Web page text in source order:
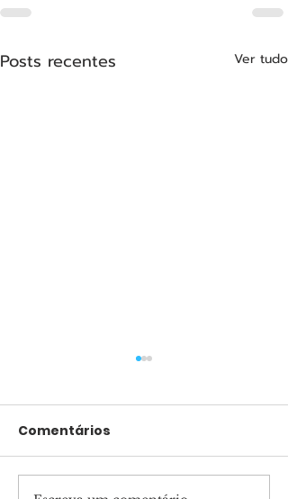
Posts recentes Ver tudo
Comentários